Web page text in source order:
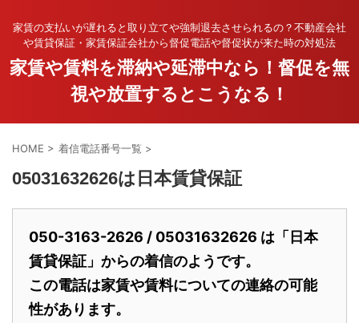
家賃の支払いが遅れると取り立てや強制退去させられるの？不動産会社
や賃貸保証・家賃保証会社から督促電話や督促状が来た時の対処法
家賃や賃料を滞納や延滞中なら！督促を無
視や放置するとこうなる！
HOME > 着信電話番号一覧 >
05031632626は日本賃貸保証
050-3163-2626 / 05031632626 は「日本
賃貸保証」からの着信のようです。
この電話は家賃や賃料についての連絡の可能
性があります。